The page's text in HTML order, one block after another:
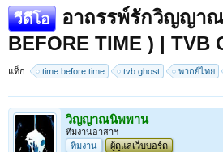
วีดีโอ
อาถรรพ์รักวิญญาณ
BEFORE TIME ) | TVB
แท็ก: time before time tvb ghost พากย์ไทย
วิญญาณนิพพาน
ทีมงานอาสาฯ
ทีมงาน
ผู้ดูแลเว็บบอร์ด